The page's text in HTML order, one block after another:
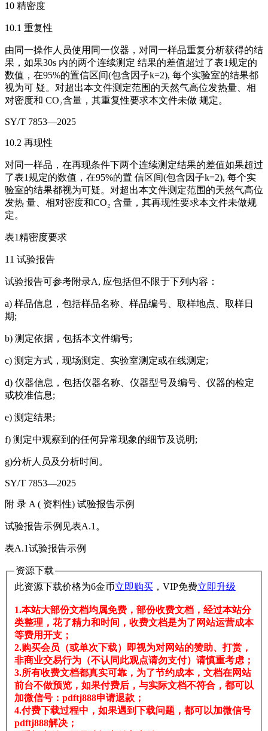
10 精密度
10.1 重复性
由同一操作人员使用同一仪器，对同一样品重复分析获得的结
果，如果30s 内的两个连续测定 结果的差值超过了表1规定的
数值，在95%的置信区间(包含因子k=2), 每个实验室的结果都
视为可 疑。对超出本文件测定范围的天然气高位发热量、相
对密度和 CO₂含量，其重复性要求本文件未做 规定。
SY/T 7853—2025
10.2 再现性
对同一样品，在再现条件下两个连续测定结果的差值如果超过
了表1规定的数值，在95%的置 信区间(包含因子k=2), 每个实
验室的结果都视为可疑。对超出本文件测定范围的天然气高位
发热 量、相对密度和CO₂ 含量，其再现性要求本文件未做规
定。
表1精密度要求
11 试验报告
试验报告可参考附录A, 应包括但不限于下列内容：
a) 样品信息，包括样品名称、样品编号、取样地点、取样日
期;
b) 测定依据，包括本文件编号;
c) 测定方式，现场测定、实验室测定或在线测定;
d) 仪器信息，包括仪器名称、仪器型号及编号、仪器的检定
或校准信息;
e) 测定结果;
f) 测定中观察到的任何异常现象的细节及说明;
g)分析人员及分析时间。
SY/T 7853—2025
附 录 A ( 资料性) 试验报告示例
试验报告示例见表A.1。
表A.1试验报告示例
资源下载
此资源下载价格为6金币立即购买 ，VIP免费立即升级
1.本站大部份文档均属免费，部份收费文档，经过本站分
类整理，花了精力和时间，收费文档是为了网站运营成本
等费用开支；
2.购买会员（或单次下载）即视为对网站的赞助、打赏，
非商业交易行为（不认同此观点请勿支付）请慎重考虑；
3.所有收费文档都真实可靠，为了节约成本，文档在网站
前台不做预览，如果付费后，与实际文档不符合，都可以
加微信号：pdftj888申请退款；
4.付费下载过程中，如果遇到下载问题，都可以加微信号
pdftj888解决；